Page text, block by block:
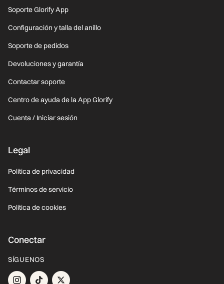
Soporte Glorify App
Configuración y talla del anillo
Soporte de pedidos
Devoluciones y garantía
Contactar soporte
Centro de ayuda de la App Glorify
Cuenta / Iniciar sesión
Legal
Política de privacidad
Términos de servicio
Política de cookies
Conectar
SÍGUENOS